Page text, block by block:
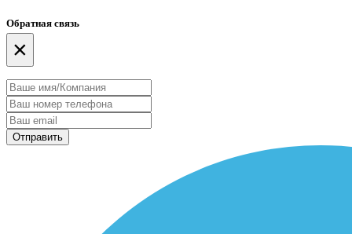
Обратная связь
×
Отправить